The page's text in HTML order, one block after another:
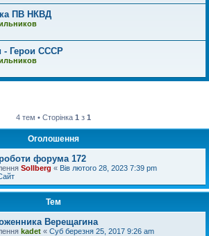
ПВ НКВД
- Герои СССР
4 тем • Сторінка 1 з 1
Оголошення
форума 172
Sollberg « Вів лютого 28, 2023 7:39 pm
Тем
Верещагина
kadet « Суб березня 25, 2017 9:26 am